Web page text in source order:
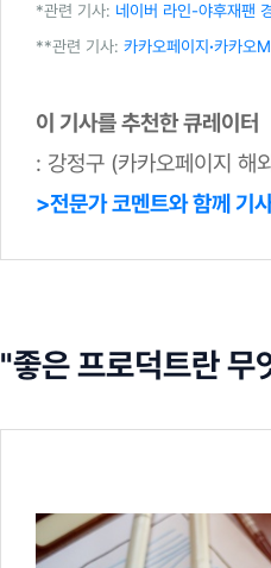
*관련 기사: 네이버 라인-야후재팬
**관련 기사: 카카오페이지 ·카카오
이 기사를 추천한 큐레이터
: 강정구 (카카오페이지 해
>전문가 코멘트와 함께 기
"좋은 프로덕트란 무